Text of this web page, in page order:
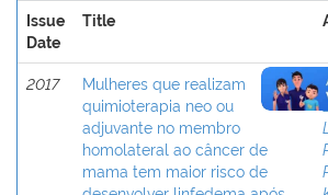
Issue
Date
Title
2017
Mulheres que realizam
quimioterapia neo ou
adjuvante no membro
homolateral ao câncer de
mama tem maior risco de